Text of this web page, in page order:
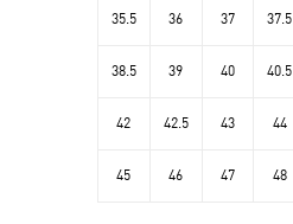
35.5 36 37 37.5
38.5 39 40 40.5
42 42.5 43 44
45 46 47 48